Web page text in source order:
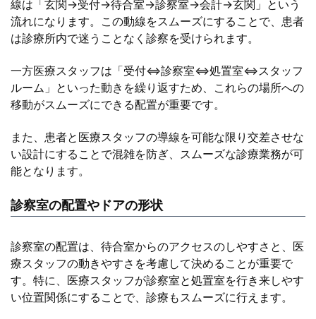
線は「玄関→受付→待合室→診察室→会計→玄関」という
流れになります。この動線をスムーズにすることで、患者
は診療所内で迷うことなく診察を受けられます。
一方医療スタッフは「受付⇔診察室⇔処置室⇔スタッフ
ルーム」といった動きを繰り返すため、これらの場所への
移動がスムーズにできる配置が重要です。
また、患者と医療スタッフの導線を可能な限り交差させな
い設計にすることで混雑を防ぎ、スムーズな診療業務が可
能となります。
診察室の配置やドアの形状
診察室の配置は、待合室からのアクセスのしやすさと、医
療スタッフの動きやすさを考慮して決めることが重要で
す。特に、医療スタッフが診察室と処置室を行き来しやす
い位置関係にすることで、診療もスムーズに行えます。